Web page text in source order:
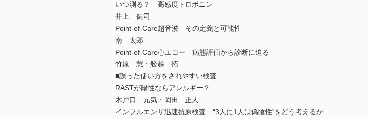
いつ測る？ 高感度トロポニン
井上 健司
Point-of-Care超音波 その定義と可能性
南 太郎
Point-of-Care心エコー 病態評価から診断に迫る
竹原 慧・舩越 拓
■誤った使い方をされやすい検査
RASTが陽性ならアレルギー？
木戸口 元気・岡田 正人
インフルエンザ迅速抗原検査 “3人に1人は偽陰性”をどう考えるか